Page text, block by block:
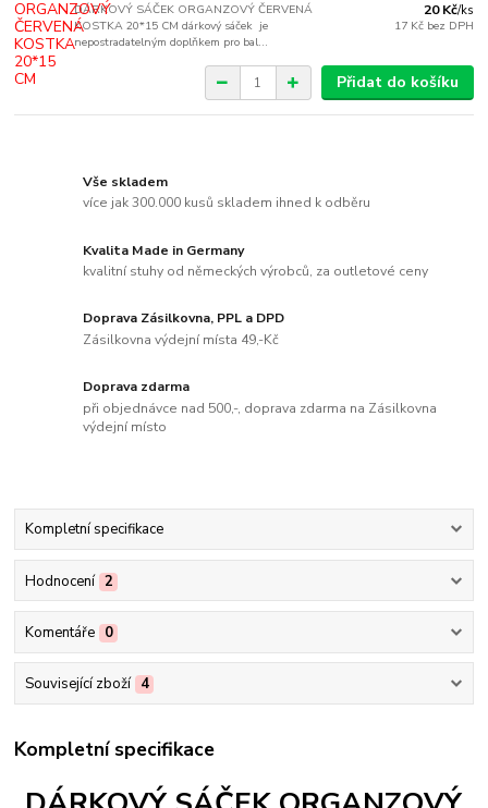
DÁRKOVÝ SÁČEK ORGANZOVÝ ČERVENÁ
KOSTKA 20*15 CM dárkový sáček je
nepostradatelným doplňkem pro bal...
20 Kč/ks
17 Kč bez DPH
Přidat do košíku
Vše skladem
více jak 300.000 kusů skladem ihned k odběru
Kvalita Made in Germany
kvalitní stuhy od německých výrobců, za outletové ceny
Doprava Zásilkovna, PPL a DPD
Zásilkovna výdejní místa 49,-Kč
Doprava zdarma
při objednávce nad 500,-, doprava zdarma na Zásilkovna
výdejní místo
Kompletní specifikace
Hodnocení 2
Komentáře 0
Související zboží 4
Kompletní specifikace